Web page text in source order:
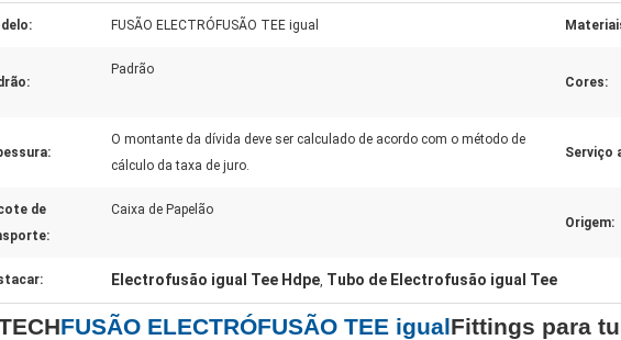
FUSÃO ELECTRÓFUSÃO TEE igual
Padrão
Cores:
O montante da dívida deve ser calculado de acordo com o método de
cálculo da taxa de juro.
Serviço
de
Caixa de Papelão
Origem:
Electrofusão igual Tee Hdpe, Tubo de Electrofusão igual Tee
FUSÃO ELECTRÓFUSÃO TEE igualFittings para